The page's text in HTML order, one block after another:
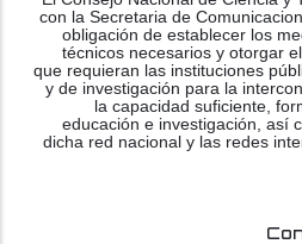
con la Secretaria de
obligación de establecer los
técnicos necesarios y otorgar
que requieran las instituciones
y de investigación para la
la capacidad suficiente,
educación e investigación, así
dicha red nacional y las redes